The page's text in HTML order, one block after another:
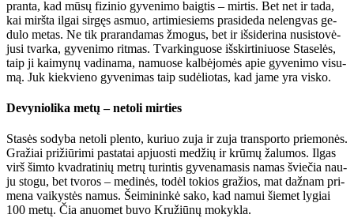
pran­ta, kad mū­sų fi­zi­nio gy­ve­ni­mo baig­tis – mir­tis. Bet net ir ta­da,
kai mirš­ta il­gai sir­gęs as­muo, ar­ti­mie­siems pra­si­de­da ne­leng­vas ge­
du­lo me­tas. Ne tik pra­ran­da­mas žmo­gus, bet ir iš­si­de­ri­na nu­si­sto­vė­
ju­si tvar­ka, gy­ve­ni­mo rit­mas. Tvar­kin­guo­se iš­skir­ti­niuo­se Sta­se­lės,
taip ji kai­my­nų va­di­na­ma, na­muo­se kal­bė­jo­mės apie gy­ve­ni­mo vi­su­
mą. Juk kiek­vie­no gy­ve­ni­mas taip su­dė­lio­tas, kad ja­me yra vis­ko.
De­vy­nio­li­ka me­tų – ne­to­li mir­ties
Sta­sės so­dy­ba ne­to­li plen­to, ku­riuo zu­ja ir zu­ja trans­por­to prie­mo­nės.
Gra­žiai pri­žiū­ri­mi pa­sta­tai ap­juos­ti me­džių ir krū­mų ža­lu­mos. Il­gas
virš šim­to kvad­ra­ti­nių met­rų tu­rin­tis gy­ve­na­ma­sis na­mas švie­čia nau­
ju sto­gu, bet tvo­ros – me­di­nės, to­dėl to­kios gra­žios, mat daž­nam pri­
me­na vai­kys­tės na­mus. Šei­mi­nin­kė sa­ko, kad na­mui šie­met ly­giai
100 me­tų. Čia anuo­met bu­vo Kru­žiū­nų mo­kyk­la.